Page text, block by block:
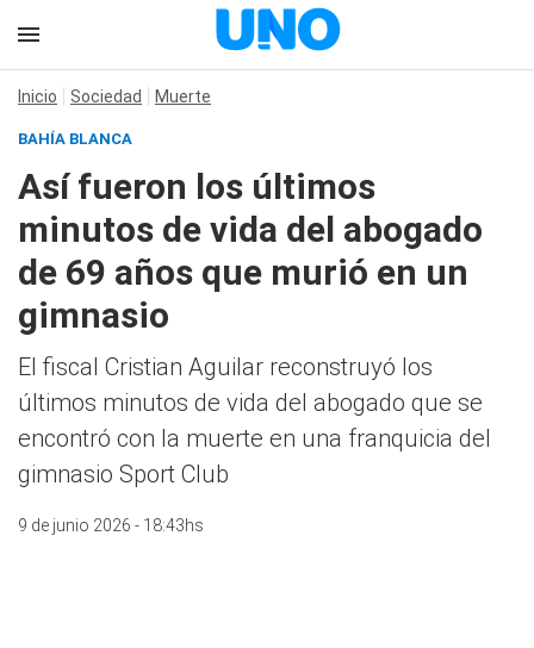
Inicio Sociedad Muerte
BAHÍA BLANCA
Así fueron los últimos
minutos de vida del abogado
de 69 años que murió en un
gimnasio
El fiscal Cristian Aguilar reconstruyó los
últimos minutos de vida del abogado que se
encontró con la muerte en una franquicia del
gimnasio Sport Club
9 de junio 2026 - 18:43hs